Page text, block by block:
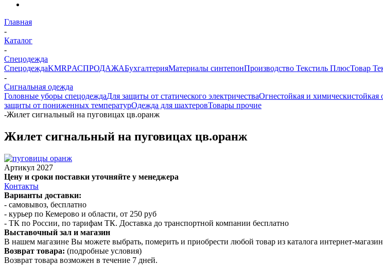
Главная
-
Каталог
-
Спецодежда
СпецодеждаKMRPАСПРОДАЖАБухгалтерияМатериалы синтепонПроизводство Текстиль ПлюсТовар
-
Сигнальная одежда
Головные уборы спецодеждаДля защиты от статического электричестваОгнестойкая и химическистойкая
защиты от пониженных температурОдежда для шахтеровТовары прочие
-Жилет сигнальный на пуговицах цв.оранж
Жилет сигнальный на пуговицах цв.оранж
Артикул 2027
Цену и сроки поставки уточняйте у менеджера
Контакты
Варианты доставки:
- самовывоз, бесплатно
- курьер по Кемерово и области, от 250 руб
- ТК по России, по тарифам ТК. Доставка до транспортной компании бесплатно
Выставочный зал и магазин
В нашем магазине Вы можете выбрать, померить и приобрести любой товар из каталога интернет-
Возврат товара: (подробные условия)
Возврат товара возможен в течение 7 дней.